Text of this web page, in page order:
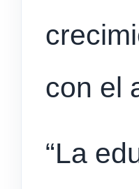
con el
“La